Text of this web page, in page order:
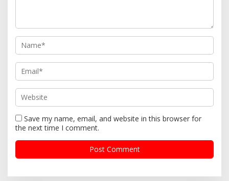
Save my name, email, and website in this browser for
the next time I comment.